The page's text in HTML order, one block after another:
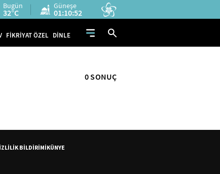
Bugün
32°C
Güneşe
01:10:52
FİKRİYAT ÖZEL DİNLE
0 SONUÇ
BİLDİRİMİKÜNYE